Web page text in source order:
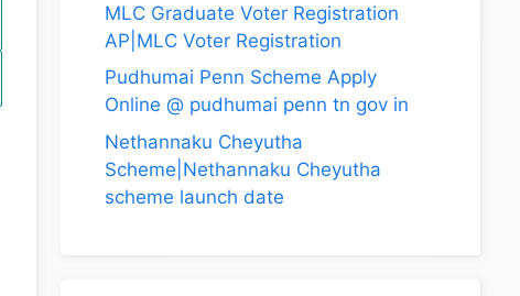
MLC Graduate Voter Registration
AP|MLC Voter Registration
Pudhumai Penn Scheme Apply
Online @ pudhumai penn tn gov in
Nethannaku Cheyutha
Scheme|Nethannaku Cheyutha
scheme launch date